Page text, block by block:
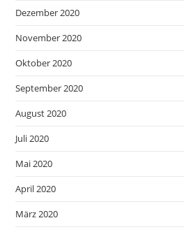
Dezember 2020
November 2020
Oktober 2020
September 2020
August 2020
Juli 2020
Mai 2020
April 2020
März 2020